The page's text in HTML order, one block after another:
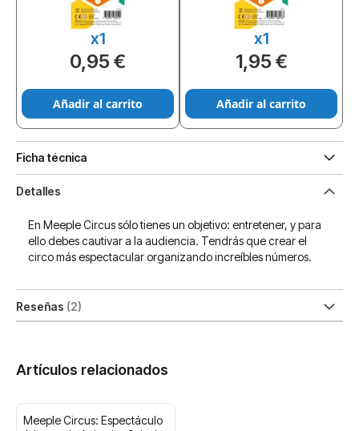
x1
0,95 €
Añadir al carrito
x1
1,95 €
Añadir al carrito
Ficha técnica
Detalles
En Meeple Circus sólo tienes un objetivo: entretener, y para
ello debes cautivar a la audiencia. Tendrás que crear el
circo más espectacular organizando increíbles números.
Reseñas 2
Artículos relacionados
Meeple Circus: Espectáculo